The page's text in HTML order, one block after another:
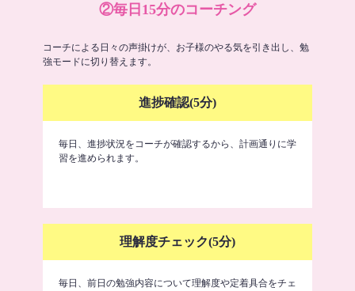
②毎日15分のコーチング
コーチによる日々の声掛けが、お子様のやる気を引き出し、勉
強モードに切り替えます。
進捗確認(5分)
毎日、進捗状況をコーチが確認するから、計画通りに学
習を進められます。
理解度チェック(5分)
毎日、前日の勉強内容について理解度や定着具合をチェ